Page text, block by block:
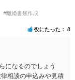
#離婚書類作成
役にたった 8
になるのでしょう
相談の申込みや見積